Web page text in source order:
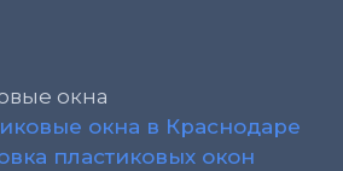
окна
окна в Краснодаре
пластиковых окон